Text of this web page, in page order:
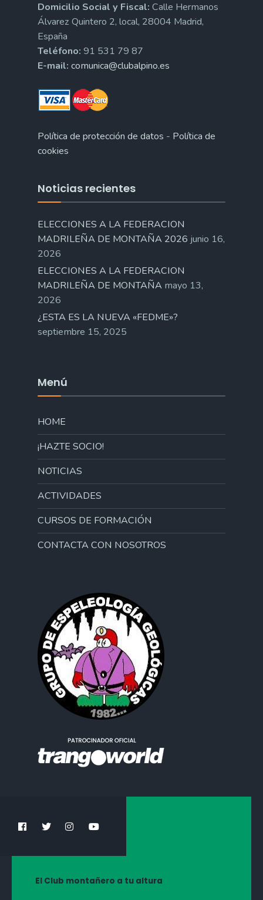
Domicilio Social y Fiscal: Calle Hermanos
Álvarez Quintero 2, local, 28004 Madrid,
España
Teléfono: 91 531 79 87
E-mail: comunica@clubalpino.es
Política de protección de datos - Política de
cookies
Noticias recientes
ELECCIONES A LA FEDERACION
MADRILEÑA DE MONTAÑA 2026 junio 16,
2026
ELECCIONES A LA FEDERACION
MADRILEÑA DE MONTAÑA mayo 13,
2026
¿ESTA ES LA NUEVA «FEDME»?
septiembre 15, 2025
Menú
HOME
¡HAZTE SOCIO!
NOTICIAS
ACTIVIDADES
CURSOS DE FORMACIÓN
CONTACTA CON NOSOTROS
El Club montañero a tu altura